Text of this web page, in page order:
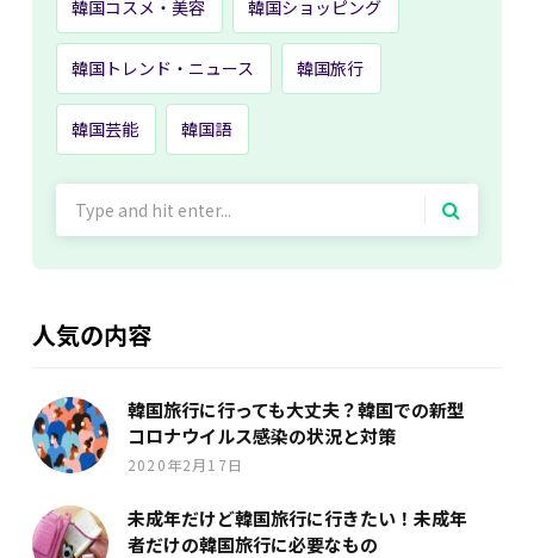
韓国コスメ・美容 韓国ショッピング
韓国トレンド・ニュース 韓国旅行
韓国芸能 韓国語
人気の内容
韓国旅行に行っても大丈夫？韓国での新型
コロナウイルス感染の状況と対策
2020年2月17日
未成年だけど韓国旅行に行きたい！未成年
者だけの韓国旅行に必要なもの